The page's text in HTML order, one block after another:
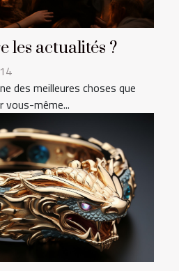
les actualités ?
des meilleures choses que
vous-même...